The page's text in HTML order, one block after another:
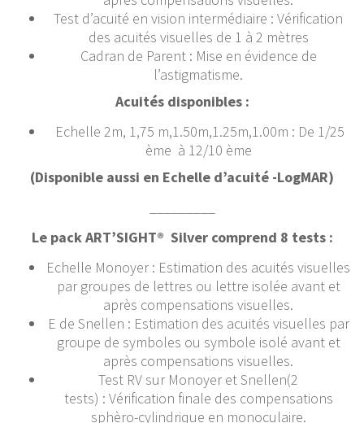
Test d’acuité en vision intermédiaire : Vérification
des acuités visuelles de 1 à 2 mètres
Cadran de Parent : Mise en évidence de
l’astigmatisme.
Acuités disponibles :
Echelle 2m, 1,75 m,1.50m,1.25m,1.00m : De 1/25
ème à 12/10 ème
(Disponible aussi en Echelle d’acuité -LogMAR)
Le pack ART’SIGHT® Silver comprend 8 tests :
Echelle Monoyer : Estimation des acuités visuelles
par groupes de lettres ou lettre isolée avant et
après compensations visuelles.
E de Snellen : Estimation des acuités visuelles par
groupe de symboles ou symbole isolé avant et
après compensations visuelles.
Test RV sur Monoyer et Snellen(2
tests) : Vérification finale des compensations
sphèro-cylindrique en monoculaire.